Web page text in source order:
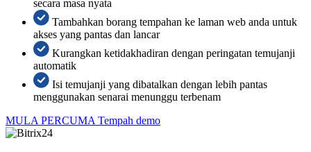
secara masa nyata
Tambahkan borang tempahan ke laman web anda untuk
akses yang pantas dan lancar
Kurangkan ketidakhadiran dengan peringatan temujanji
automatik
Isi temujanji yang dibatalkan dengan lebih pantas
menggunakan senarai menunggu terbenam
MULA PERCUMATempah demo